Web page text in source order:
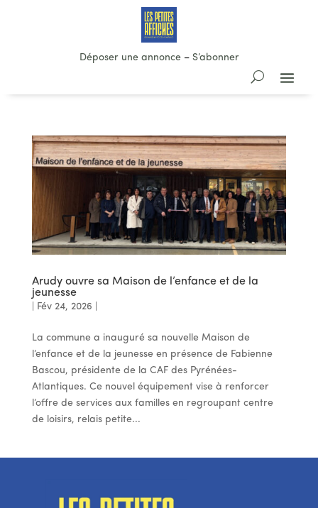
Déposer une annonce– S’abonner
Arudy ouvre sa Maison de l’enfance et de la
jeunesse
Fév 24, 2026
La commune a inauguré sa nouvelle Maison de
l’enfance et de la jeunesse en présence de Fabienne
Bascou, présidente de la CAF des Pyrénées-
Atlantiques. Ce nouvel équipement vise à renforcer
l’offre de services aux familles en regroupant centre
de loisirs, relais petite...